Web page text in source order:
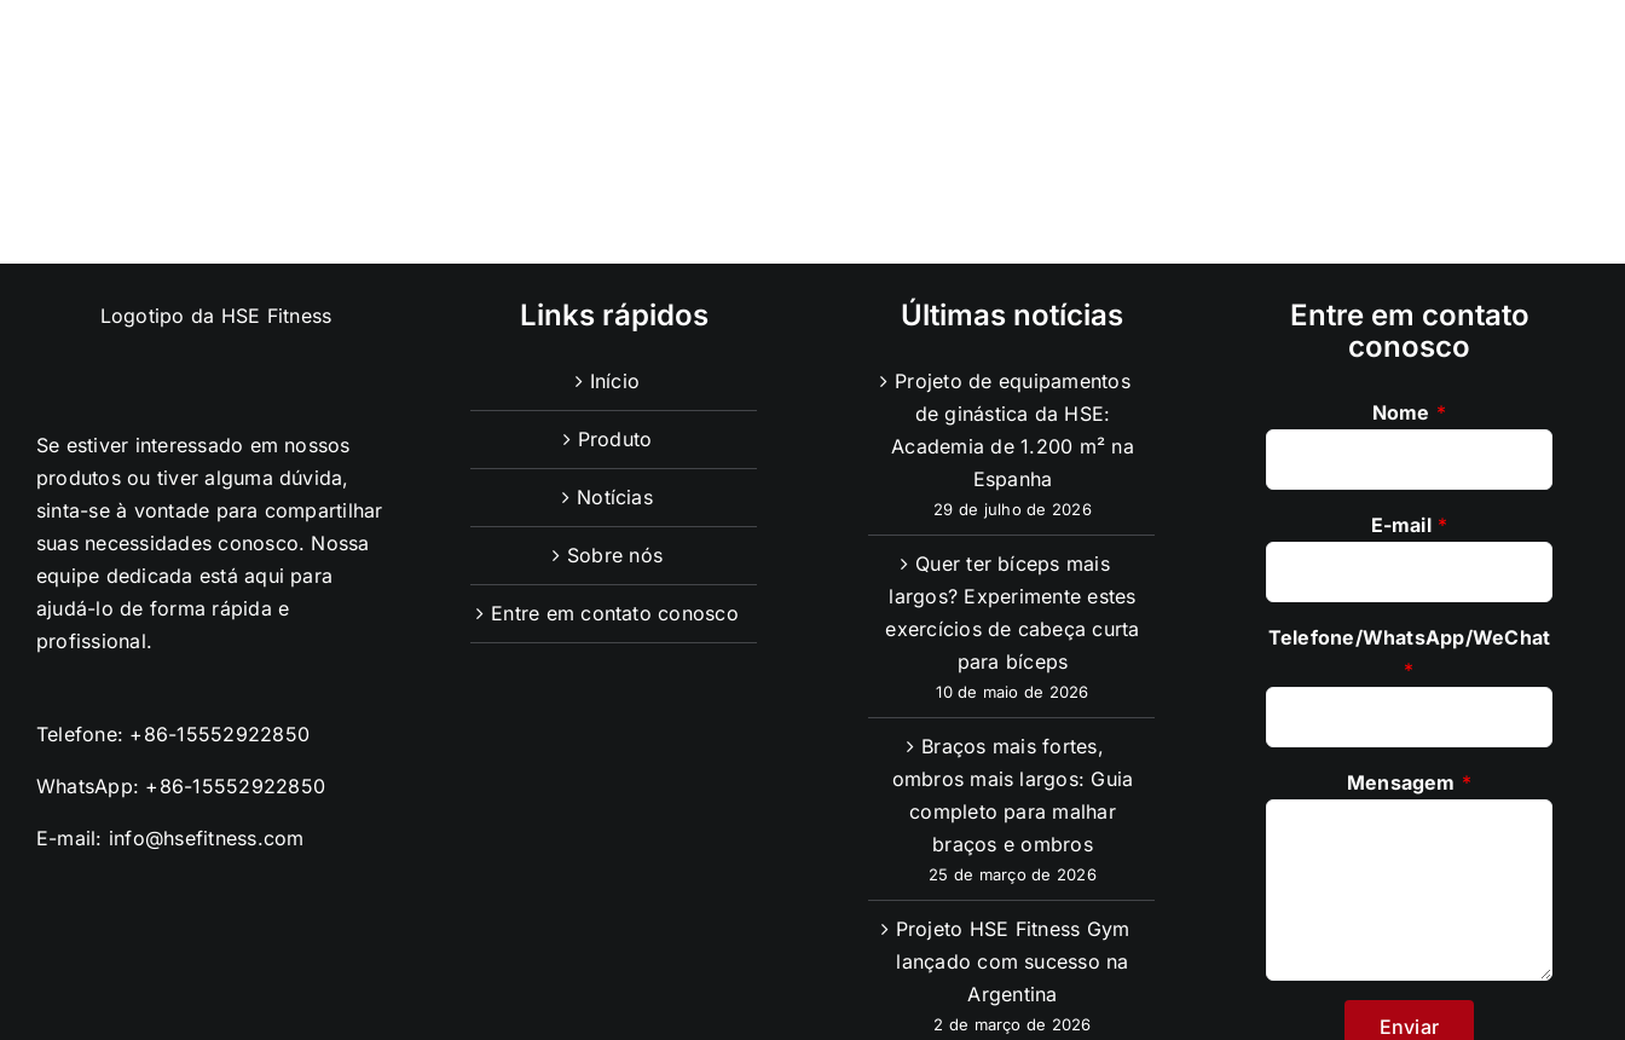
Se estiver interessado em nossos
produtos ou tiver alguma dúvida,
sinta-se à vontade para compartilhar
suas necessidades conosco. Nossa
equipe dedicada está aqui para
ajudá-lo de forma rápida e
profissional.
Telefone: +86-15552922850
WhatsApp: +86-15552922850
E-mail: info@hsefitness.com
Links rápidos
Início
Produto
Notícias
Sobre nós
Entre em contato conosco
Últimas notícias
Projeto de equipamentos
de ginástica da HSE:
Academia de 1.200 m² na
Espanha
29 de julho de 2026
Quer ter bíceps mais
largos? Experimente estes
exercícios de cabeça curta
para bíceps
10 de maio de 2026
Braços mais fortes,
ombros mais largos: Guia
completo para malhar
braços e ombros
25 de março de 2026
Projeto HSE Fitness Gym
lançado com sucesso na
Argentina
2 de março de 2026
Entre em contato
conosco
Nome *
E-mail *
Telefone/WhatsApp/WeChat
*
Mensagem *